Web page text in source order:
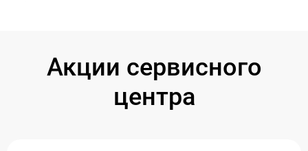
Акции сервисного
центра